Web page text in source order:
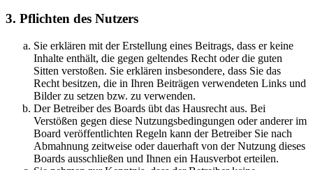
3. Pflichten des Nutzers
Sie erklären mit der Erstellung eines Beitrags, dass er keine
Inhalte enthält, die gegen geltendes Recht oder die guten
Sitten verstoßen. Sie erklären insbesondere, dass Sie das
Recht besitzen, die in Ihren Beiträgen verwendeten Links und
Bilder zu setzen bzw. zu verwenden.
Der Betreiber des Boards übt das Hausrecht aus. Bei
Verstößen gegen diese Nutzungsbedingungen oder anderer im
Board veröffentlichten Regeln kann der Betreiber Sie nach
Abmahnung zeitweise oder dauerhaft von der Nutzung dieses
Boards ausschließen und Ihnen ein Hausverbot erteilen.